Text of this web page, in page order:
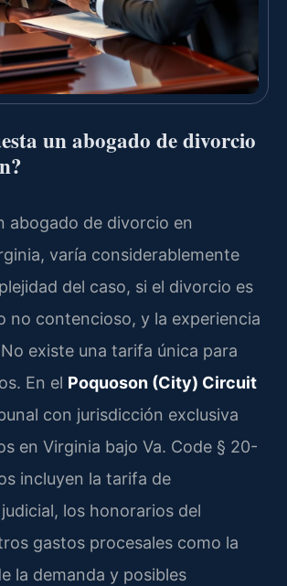
un abogado de divorcio
abogado de divorcio en
varía considerablemente
del caso, si el divorcio es
no contencioso, y la experiencia
existe una tarifa única para
En el Poquoson (City) Circuit
con jurisdicción exclusiva
en Virginia bajo Va. Code § 20-
incluyen la tarifa de
los honorarios del
gastos procesales como la
la demanda y posibles